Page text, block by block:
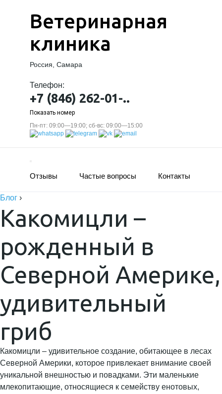
Ветеринарная
клиника
Россия, Самара
Телефон:
+7 (846) 262-01-..
Показать номер
Пн-пт: 09:00—19:00; сб-вс: 09:00—15:00
Отзывы Частые вопросы Контакты
Блог ›
Какомицли –
рожденный в
Северной Америке,
удивительный
гриб
Какомицли – удивительное создание, обитающее в лесах
Северной Америки, которое привлекает внимание своей
уникальной внешностью и повадками. Эти маленькие
млекопитающие, относящиеся к семейству енотовых,